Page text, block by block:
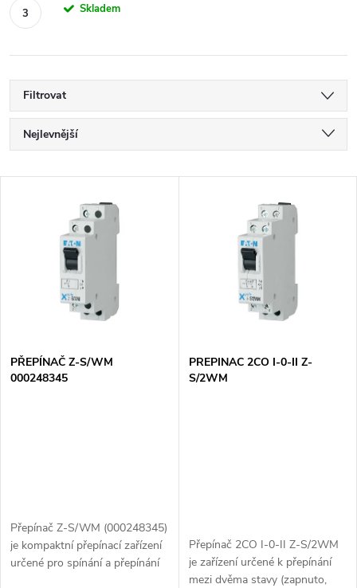
Skladem
Filtrovat
Ř
a
p
u
k
Nejlevnější
Abecedně
s
p
d
u
PŘEPÍNAČ Z-S/WM
000248345
Přepínač Z-S/WM (000248345)
je kompaktní přepínací zařízení
určené pro spínání a přepínání
PREPINAC 2CO I-0-II Z-
S/2WM
Přepínač 2CO I-0-II Z-S/2WM
je zařízení určené k přepínání
mezi dvěma stavy (zapnuto,